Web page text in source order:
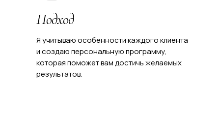
Я учитываю особенности каждого клиента
и создаю персональную программу,
которая поможет вам достичь желаемых
результатов.
Подход